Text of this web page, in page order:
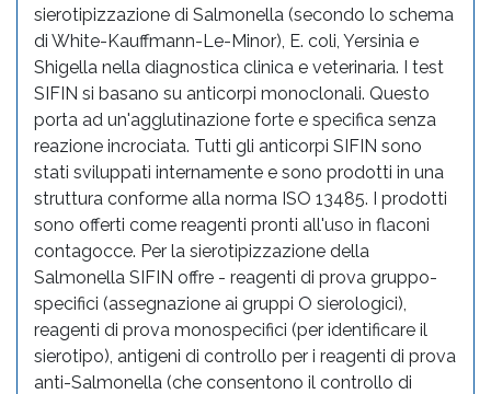
sierotipizzazione di Salmonella (secondo lo schema
di White-Kauffmann-Le-Minor), E. coli, Yersinia e
Shigella nella diagnostica clinica e veterinaria. I test
SIFIN si basano su anticorpi monoclonali. Questo
porta ad un'agglutinazione forte e specifica senza
reazione incrociata. Tutti gli anticorpi SIFIN sono
stati sviluppati internamente e sono prodotti in una
struttura conforme alla norma ISO 13485. I prodotti
sono offerti come reagenti pronti all'uso in flaconi
contagocce. Per la sierotipizzazione della
Salmonella SIFIN offre - reagenti di prova gruppo-
specifici (assegnazione ai gruppi O sierologici),
reagenti di prova monospecifici (per identificare il
sierotipo), antigeni di controllo per i reagenti di prova
anti-Salmonella (che consentono il controllo di